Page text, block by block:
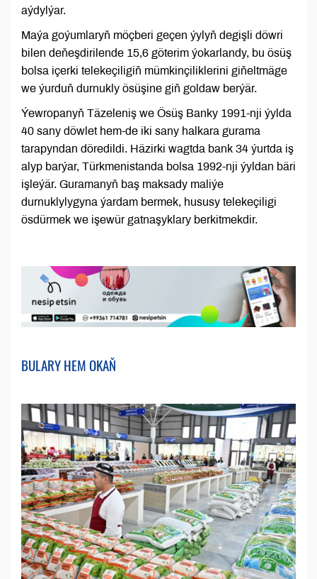
aýdylýar.
Maýa goýumlaryň möçberi geçen ýylyň degişli döwri
bilen deňeşdirilende 15,6 göterim ýokarlandy, bu ösüş
bolsa içerki telekeçiligiň mümkinçiliklerini giňeltmäge
we ýurduň durnukly ösüşine giň goldaw berýär.
Ýewropanyň Täzeleniş we Ösüş Banky 1991-nji ýylda
40 sany döwlet hem-de iki sany halkara gurama
tarapyndan döredildi. Häzirki wagtda bank 34 ýurtda iş
alyp barýar, Türkmenistanda bolsa 1992-nji ýyldan bäri
işleýär. Guramanyň baş maksady maliýe
durnuklylygyna ýardam bermek, hususy telekeçiligi
ösdürmek we işewür gatnaşyklary berkitmekdir.
BULARY HEM OKAŇ